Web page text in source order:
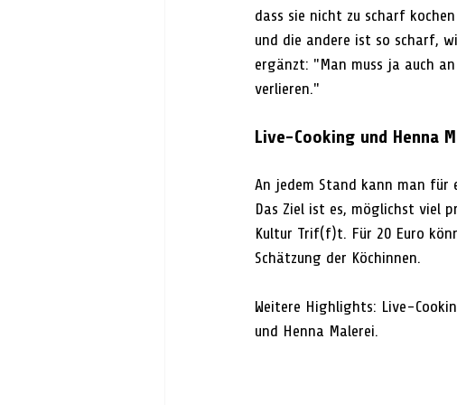
dass sie nicht zu scharf
und die andere ist so scharf,
ergänzt: "Man muss ja auch
verlieren."
Live-Cooking und Henna
An jedem Stand kann man für
Das Ziel ist es, möglichst viel
Kultur Trif(f)t. Für 20 Euro
Schätzung der Köchinnen.
Weitere Highlights: Live-
und Henna Malerei.